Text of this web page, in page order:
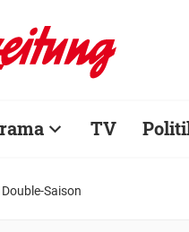
TV
Saison